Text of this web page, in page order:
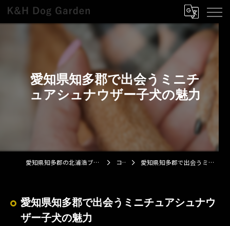
愛知県知多郡で出会うミニチ
ュアシュナウザー子犬の魅力
愛知県知多郡の北浦浩ブリーダーならK&H Dog Garden コラム 愛知県知多郡で出会うミニチュアシュナウザー子犬の魅力
愛知県知多郡で出会うミニチュアシュナウ
ザー子犬の魅力